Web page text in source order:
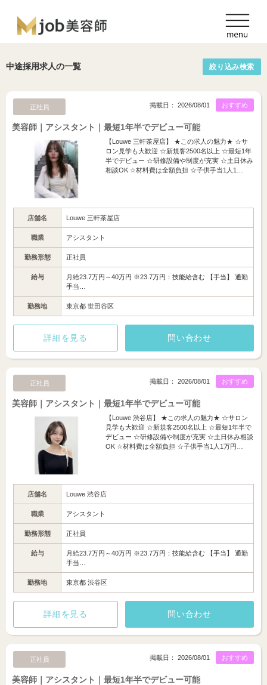
中途採用求人の一覧 絞り込み検索
正社員 おすすめ
掲載日： 2026/08/01
美容師｜アシスタント｜最短1年半でデビュー可能
【Louwe 三軒茶屋店】 ★この求人の魅力★ ☆サ
ロン見学も大歓迎 ☆新規客2500名以上 ☆最短1年
半でデビュー ☆研修設備や制度が充実 ☆土日休み
相談OK ☆材料費は全額負担 ☆子供手当1人1…
店舗名 Louwe 三軒茶屋店
職業 アシスタント
勤務形態 正社員
給与
月給23.7万円～40万円 ※23.7万円：技能給含む 【手当】 通勤
手当…
勤務地 東京都 世田谷区
詳細を見る 問い合わせ
正社員 おすすめ
掲載日： 2026/08/01
美容師｜アシスタント｜最短1年半でデビュー可能
【Louwe 渋谷店】 ★この求人の魅力★ ☆サロン
見学も大歓迎 ☆新規客2500名以上 ☆最短1年半で
デビュー ☆研修設備や制度が充実 ☆土日休み相談
OK ☆材料費は全額負担 ☆子供手当1人1万円…
店舗名 Louwe 渋谷店
職業 アシスタント
勤務形態 正社員
給与
月給23.7万円～40万円 ※23.7万円：技能給含む 【手当】 通勤
手当…
勤務地 東京都 渋谷区
詳細を見る 問い合わせ
正社員 おすすめ
掲載日： 2026/08/01
美容師｜アシスタント｜最短1年半でデビュー可能